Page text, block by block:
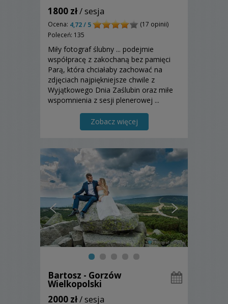
1800 zł/ sesja
Ocena: 4,72 / 5
(17 opinii)
Poleceń: 135
Miły fotograf ślubny ... podejmie
współpracę z zakochaną bez pamięci
Parą, która chciałaby zachować na
zdjęciach najpiękniejsze chwile z
Wyjątkowego Dnia Zaślubin oraz miłe
wspomnienia z sesji plenerowej ...
Zobacz więcej
Bartosz - Gorzów
Wielkopolski
2000 zł/ sesja